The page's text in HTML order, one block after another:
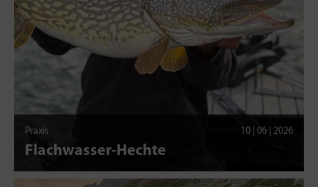
Praxis 10 | 06 | 2026
Flachwasser-Hechte